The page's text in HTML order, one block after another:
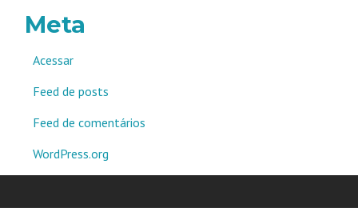
Meta
Acessar
Feed de posts
Feed de comentários
WordPress.org